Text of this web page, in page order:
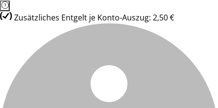
Zusätzliches Entgelt je Konto-Auszug: 2,50 €